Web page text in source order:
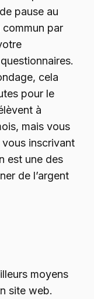
pause au
par
cela
pour le
à
mais vous
vous inscrivant
est une des
de l’argent
moyens
site web.